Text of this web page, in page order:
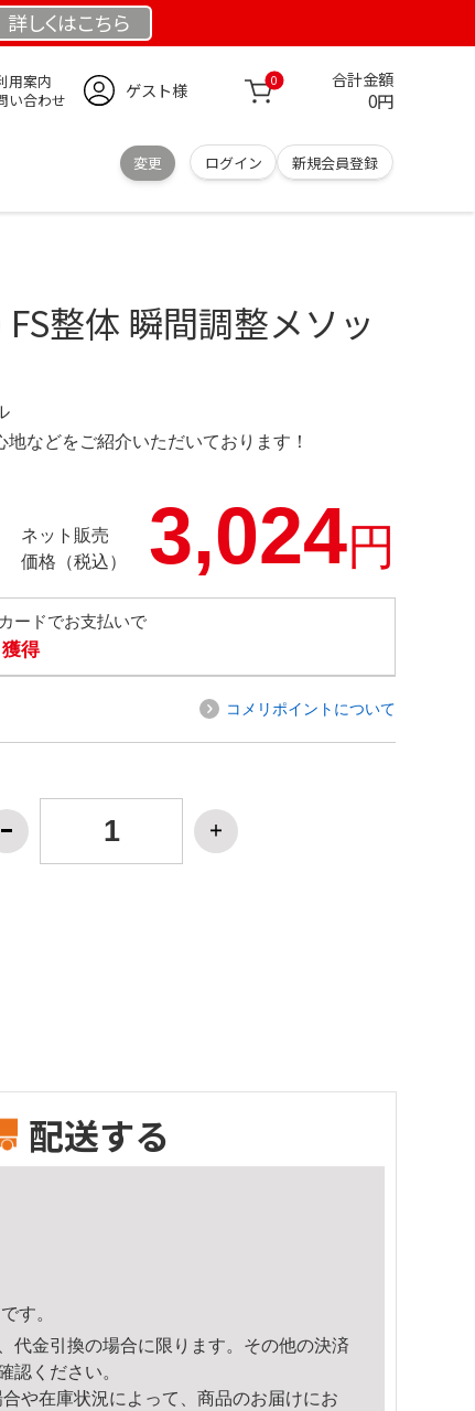
詳しくはこちら
用案内
い合わせ
ゲスト様 0 合計金額
0円
変更 ログイン 新規会員登録
整体 瞬間調整メソッ
などをご紹介いただいております！
ネット販売
価格（税込）
3,024円
ードでお支払いで
得
コメリポイントについて
配送する
す。
代金引換の場合に限ります。その他の決済
認ください。
や在庫状況によって、商品のお届けにお